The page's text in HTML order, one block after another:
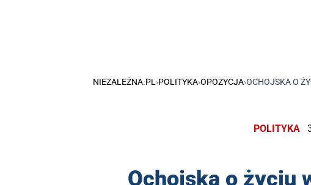
NIEZALEŻNA.PL ›POLITYKA›OPOZYCJA›OCHOJSKA O
POLITYKA
Ochojska o życiu